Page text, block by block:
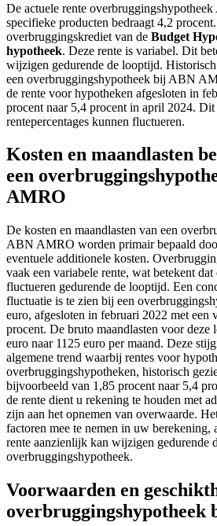
De actuele rente
specifieke producten bedraagt 4,2
overbruggingskrediet van de Budget
hypotheek. Deze rente is variabel. Dit
wijzigen gedurende de looptijd.
een overbruggingshypotheek bij ABN
de rente voor hypotheken afgesloten in
procent naar 5,4 procent in april 2024. Dit
rentepercentages kunnen fluctueren.
Kosten en maandlasten
een
AMRO
De kosten en maandlasten van een
ABN AMRO worden primair bepaald
eventuele additionele kosten.
vaak een variabele rente, wat betekent
fluctueren gedurende de looptijd. Een
fluctuatie is te zien bij een
euro, afgesloten in februari 2022 met een
procent. De bruto maandlasten voor deze
euro naar 1125 euro per maand. Deze
algemene trend waarbij rentes voor
overbruggingshypotheken, historisch
bijvoorbeeld van 1,85 procent naar 5,4
de rente dient u rekening te houden met
zijn aan het opnemen van overwaarde.
factoren mee te nemen in uw berekening,
rente aanzienlijk kan wijzigen gedurende
overbruggingshypotheek.
Voorwaarden en